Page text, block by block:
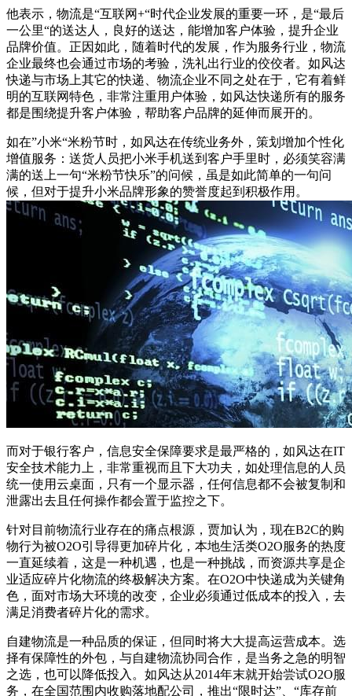
他表示，物流是“互联网+“时代企业发展的重要一环，是“最后
一公里“的送达人，良好的送达，能增加客户体验，提升企业
品牌价值。正因如此，随着时代的发展，作为服务行业，物流
企业最终也会通过市场的考验，洗礼出行业的佼佼者。如风达
快递与市场上其它的快递、物流企业不同之处在于，它有着鲜
明的互联网特色，非常注重用户体验，如风达快递所有的服务
都是围绕提升客户体验，帮助客户品牌的延伸而展开的。
如在”小米“米粉节时，如风达在传统业务外，策划增加个性化
增值服务：送货人员把小米手机送到客户手里时，必须笑容满
满的送上一句“米粉节快乐”的问候，虽是如此简单的一句问
候，但对于提升小米品牌形象的赞誉度起到积极作用。
而对于银行客户，信息安全保障要求是最严格的，如风达在IT
安全技术能力上，非常重视而且下大功夫，如处理信息的人员
统一使用云桌面，只有一个显示器，任何信息都不会被复制和
泄露出去且任何操作都会置于监控之下。
针对目前物流行业存在的痛点根源，贾加认为，现在B2C的购
物行为被O2O引导得更加碎片化，本地生活类O2O服务的热度
一直延续着，这是一种机遇，也是一种挑战，而资源共享是企
业适应碎片化物流的终极解决方案。在O2O中快递成为关键角
色，面对市场大环境的改变，企业必须通过低成本的投入，去
满足消费者碎片化的需求。
自建物流是一种品质的保证，但同时将大大提高运营成本。选
择有保障性的外包，与自建物流协同合作，是当务之急的明智
之选，也可以降低投入。如风达从2014年末就开始尝试O2O服
务，在全国范围内收购落地配公司，推出“限时达”、“库存前